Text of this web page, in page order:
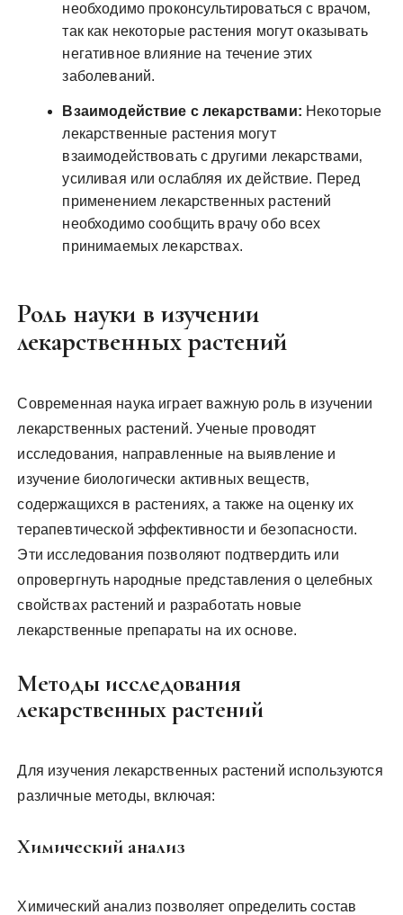
необходимо проконсультироваться с врачом‚
так как некоторые растения могут оказывать
негативное влияние на течение этих
заболеваний.
Взаимодействие с лекарствами: Некоторые
лекарственные растения могут
взаимодействовать с другими лекарствами‚
усиливая или ослабляя их действие. Перед
применением лекарственных растений
необходимо сообщить врачу обо всех
принимаемых лекарствах.
Роль науки в изучении
лекарственных растений
Современная наука играет важную роль в изучении
лекарственных растений. Ученые проводят
исследования‚ направленные на выявление и
изучение биологически активных веществ‚
содержащихся в растениях‚ а также на оценку их
терапевтической эффективности и безопасности.
Эти исследования позволяют подтвердить или
опровергнуть народные представления о целебных
свойствах растений и разработать новые
лекарственные препараты на их основе.
Методы исследования
лекарственных растений
Для изучения лекарственных растений используются
различные методы‚ включая:
Химический анализ
Химический анализ позволяет определить состав